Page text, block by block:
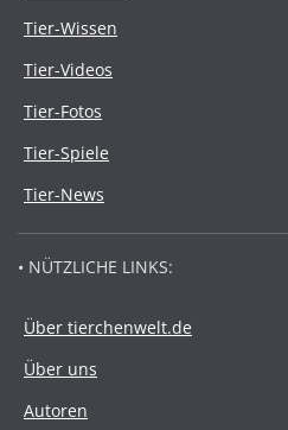
Tier-Wissen
Tier-Videos
Tier-Fotos
Tier-Spiele
Tier-News
• NÜTZLICHE LINKS:
Über tierchenwelt.de
Über uns
Autoren